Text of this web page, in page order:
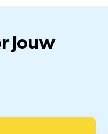
jouw